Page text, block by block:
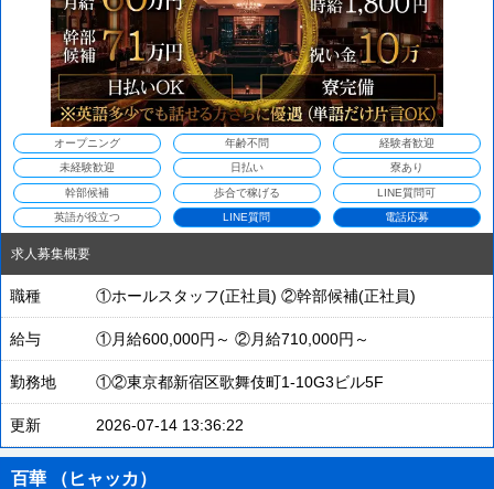
オープニング 年齢不問 経験者歓迎
未経験歓迎 日払い 寮あり
幹部候補 歩合で稼げる LINE質問可
英語が役立つ LINE質問 電話応募
求人募集概要
職種 ①ホールスタッフ(正社員) ②幹部候補(正社員)
給与 ①月給600,000円～ ②月給710,000円～
勤務地 ①②東京都新宿区歌舞伎町1-10G3ビル5F
更新 2026-07-14 13:36:22
百華 （ヒャッカ）